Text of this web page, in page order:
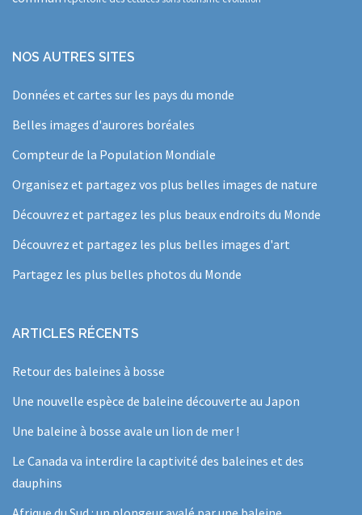
NOS AUTRES SITES
Données et cartes sur les pays du monde
Belles images d'aurores boréales
Compteur de la Population Mondiale
Organisez et partagez vos plus belles images de nature
Découvrez et partagez les plus beaux endroits du Monde
Découvrez et partagez les plus belles images d'art
Partagez les plus belles photos du Monde
ARTICLES RÉCENTS
Retour des baleines à bosse
Une nouvelle espèce de baleine découverte au Japon
Une baleine à bosse avale un lion de mer !
Le Canada va interdire la captivité des baleines et des
dauphins